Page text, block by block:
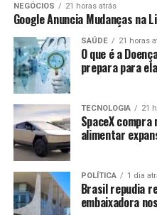
último sábado (4),
Martinelli para o lugar de
devido a uma lesão no
esquerda.
NEGÓCIOS 21 horas atrás
Google Anuncia Mudanças na
SAÚDE 21 horas
O que é a
prepara para ela
TECNOLOGIA 21
SpaceX
alimentar
POLÍTICA 1 dia
Brasil repudia
embaixadora